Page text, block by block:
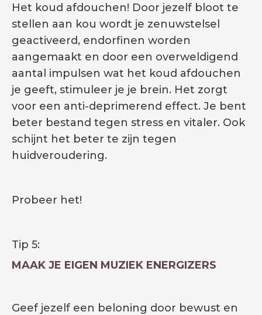
Het koud afdouchen! Door jezelf bloot te
stellen aan kou wordt je zenuwstelsel
geactiveerd, endorfinen worden
aangemaakt en door een overweldigend
aantal impulsen wat het koud afdouchen
je geeft, stimuleer je je brein. Het zorgt
voor een anti-deprimerend effect. Je bent
beter bestand tegen stress en vitaler. Ook
schijnt het beter te zijn tegen
huidveroudering.
Probeer het!
Tip 5:
MAAK JE EIGEN MUZIEK ENERGIZERS
Geef jezelf een beloning door bewust en